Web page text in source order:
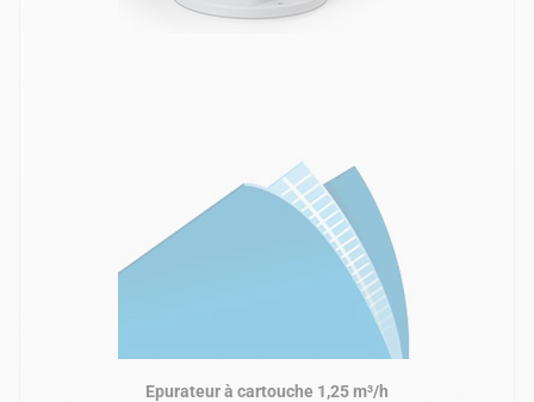
Epurateur à cartouche 1,25 m³/h